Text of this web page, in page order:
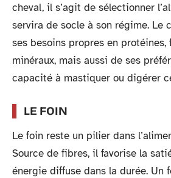
cheval, il s’agit de sélectionner
servira de socle à son régime. Le
ses besoins propres en
minéraux, mais aussi de ses
capacité à mastiquer ou digérer
LE FOIN
Le foin reste un pilier dans
Source de fibres, il favorise la
énergie diffuse dans la durée. Un